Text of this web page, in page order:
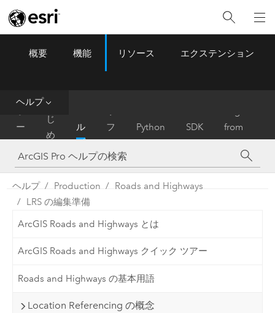
ArcGIS Pro Menu
概要 機能 リソース エクステンション
ヘルプ
ー
ム
は
じ
め
に
ル
プ
フ
ァ
レ
ン
ス
Python SDK
from
ArcMap
ヘルプ Production
Roads and Highways
LRS の編集準備
ArcGIS Roads and Highways とは
ArcGIS Roads and Highways クイック ツアー
Roads and Highways の基本用語
Location Referencing の概念